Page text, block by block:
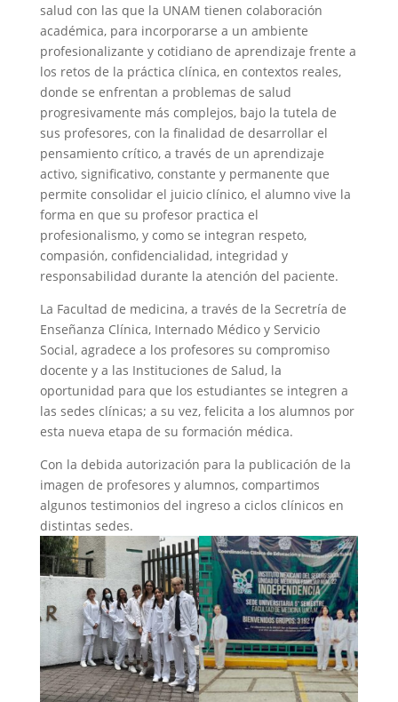
salud con las que la UNAM tienen colaboración
académica, para incorporarse a un ambiente
profesionalizante y cotidiano de aprendizaje frente a
los retos de la práctica clínica, en contextos reales,
donde se enfrentan a problemas de salud
progresivamente más complejos, bajo la tutela de
sus profesores, con la finalidad de desarrollar el
pensamiento crítico, a través de un aprendizaje
activo, significativo, constante y permanente que
permite consolidar el juicio clínico, el alumno vive la
forma en que su profesor practica el
profesionalismo, y como se integran respeto,
compasión, confidencialidad, integridad y
responsabilidad durante la atención del paciente.
La Facultad de medicina, a través de la Secretría de
Enseñanza Clínica, Internado Médico y Servicio
Social, agradece a los profesores su compromiso
docente y a las Instituciones de Salud, la
oportunidad para que los estudiantes se integren a
las sedes clínicas; a su vez, felicita a los alumnos por
esta nueva etapa de su formación médica.
Con la debida autorización para la publicación de la
imagen de profesores y alumnos, compartimos
algunos testimonios del ingreso a ciclos clínicos en
distintas sedes.